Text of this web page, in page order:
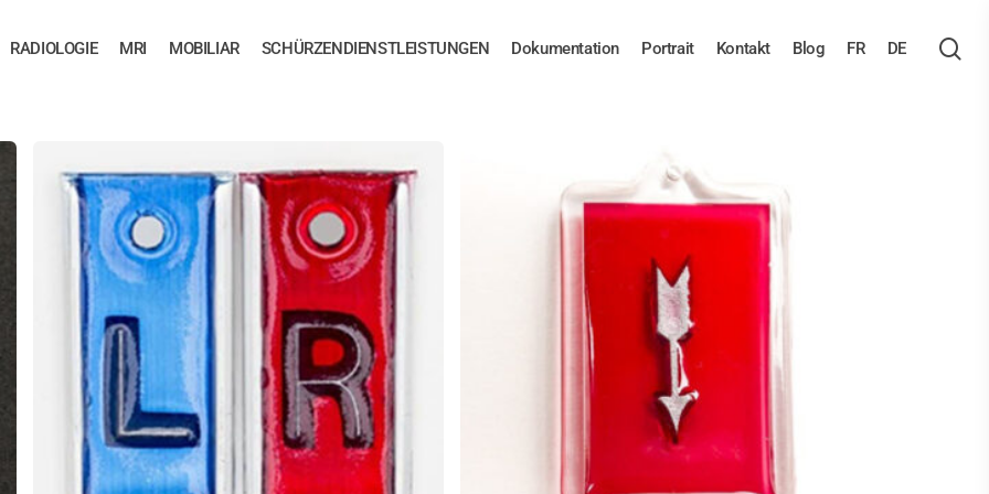
RADIOLOGIE MRI MOBILIAR SCHÜRZENDIENSTLEISTUNGEN Dokumentation Portrait Kontakt Blog FR DE